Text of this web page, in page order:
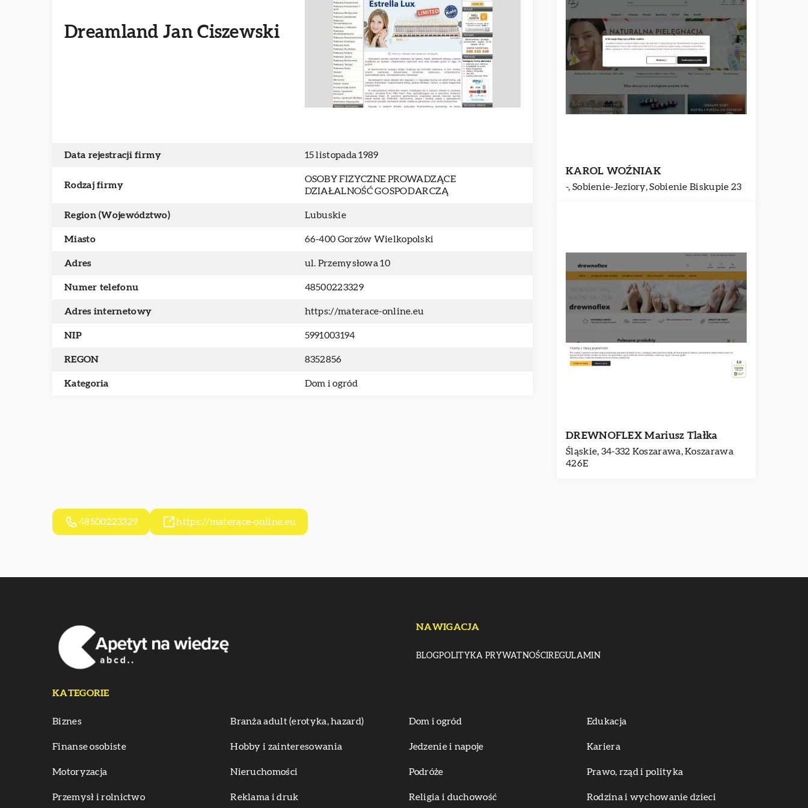
Dreamland Jan Ciszewski
Data rejestracji firmy 15 listopada 1989
Rodzaj firmy
OSOBY FIZYCZNE PROWADZĄCE
DZIAŁALNOŚĆ GOSPODARCZĄ
Region (Województwo) Lubuskie
Miasto 66-400 Gorzów Wielkopolski
Adres ul. Przemysłowa 10
Numer telefonu 48500223329
Adres internetowy https://materace-online.eu
NIP 5991003194
REGON 8352856
Kategoria Dom i ogród
KAROL WOŹNIAK
-, Sobienie-Jeziory, Sobienie Biskupie 23
DREWNOFLEX Mariusz Tlałka
Śląskie, 34-332 Koszarawa, Koszarawa
426E
48500223329 https://materace-online.eu
NAWIGACJA
BLOGPOLITYKA PRYWATNOŚCIREGULAMIN
KATEGORIE
Biznes Branża adult (erotyka, hazard) Dom i ogród Edukacja
Finanse osobiste Hobby i zainteresowania Jedzenie i napoje Kariera
Motoryzacja Nieruchomości Podróże Prawo, rząd i polityka
Przemysł i rolnictwo Reklama i druk Religia i duchowość Rodzina i wychowanie dzieci